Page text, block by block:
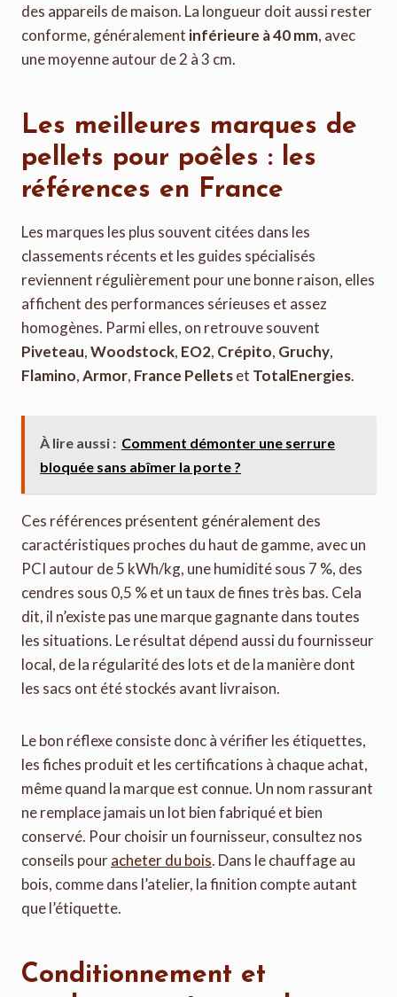
des appareils de maison. La longueur doit aussi rester
conforme, généralement inférieure à 40 mm, avec
une moyenne autour de 2 à 3 cm.
Les meilleures marques de
pellets pour poêles : les
références en France
Les marques les plus souvent citées dans les
classements récents et les guides spécialisés
reviennent régulièrement pour une bonne raison, elles
affichent des performances sérieuses et assez
homogènes. Parmi elles, on retrouve souvent
Piveteau,Woodstock, EO2, Crépito, Gruchy,
Flamino,Armor, France Pelletset TotalEnergies.
À lire aussi : Comment démonter une serrure
bloquée sans abîmer la porte ?
Ces références présentent généralement des
caractéristiques proches du haut de gamme, avec un
PCI autour de 5 kWh/kg, une humidité sous 7 %, des
cendres sous 0,5 % et un taux de fines très bas. Cela
dit, il n’existe pas une marque gagnante dans toutes
les situations. Le résultat dépend aussi du fournisseur
local, de la régularité des lots et de la manière dont
les sacs ont été stockés avant livraison.
Le bon réflexe consiste donc à vérifier les étiquettes,
les fiches produit et les certifications à chaque achat,
même quand la marque est connue. Un nom rassurant
ne remplace jamais un lot bien fabriqué et bien
conservé. Pour choisir un fournisseur, consultez nos
conseils pouracheter du bois. Dans le chauffage au
bois, comme dans l’atelier, la finition compte autant
que l’étiquette.
Conditionnement et